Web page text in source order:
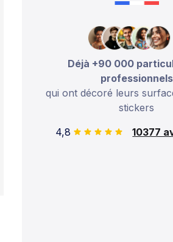
Déjà +90 000
professionnels
qui ont décoré leurs
stickers
4,8
10377